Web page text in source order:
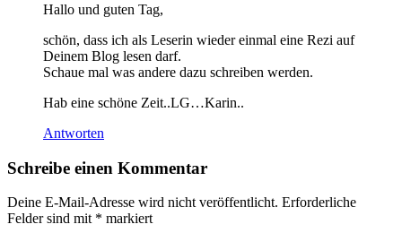
Hallo und guten Tag,
schön, dass ich als Leserin wieder einmal eine Rezi auf
Deinem Blog lesen darf.
Schaue mal was andere dazu schreiben werden.
Hab eine schöne Zeit..LG…Karin..
Antworten
Schreibe einen Kommentar
Deine E-Mail-Adresse wird nicht veröffentlicht. Erforderliche
Felder sind mit * markiert